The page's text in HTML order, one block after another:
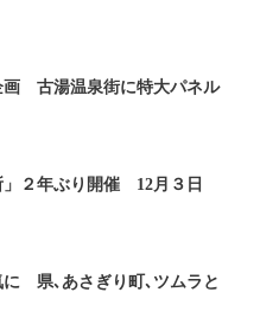
画 古湯温泉街に特大パネル
」２年ぶり開催 12月３日
に 県､あさぎり町､ツムラと